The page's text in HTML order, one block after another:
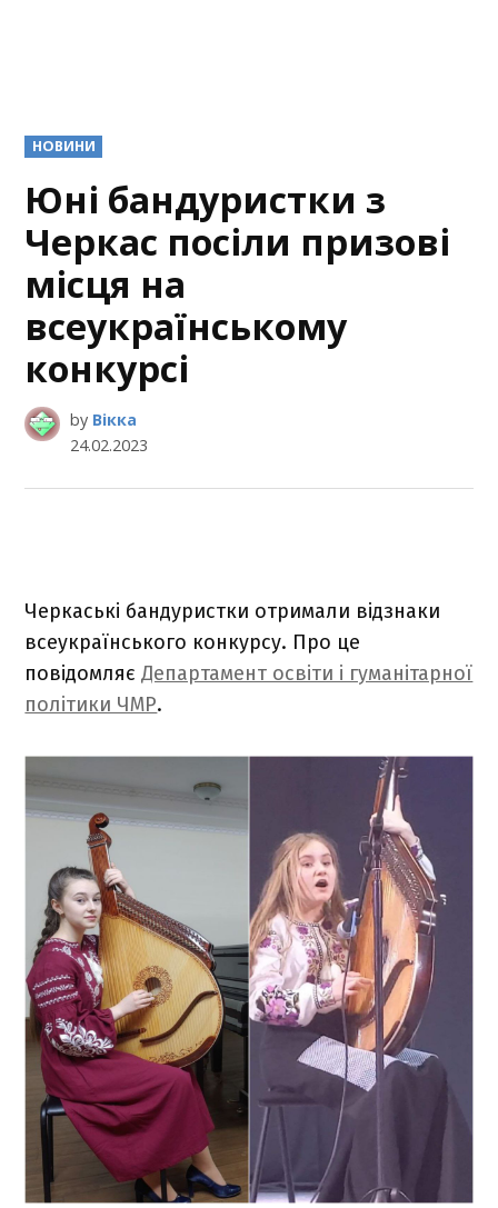
POSTED
IN
НОВИНИ
Юні бандуристки з
Черкас посіли призові
місця на
всеукраїнському
конкурсі
by Вікка
24.02.2023
Черкаські бандуристки отримали відзнаки
всеукраїнського конкурсу. Про це
повідомляєДепартамент освіти і гуманітарної
політики ЧМР.